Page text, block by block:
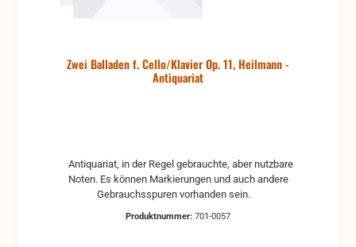
Zwei Balladen f. Cello/Klavier Op. 11, Heilmann -
Antiquariat
Noten. Es können Markierungen und auch andere
Produktnummer: 701-0057